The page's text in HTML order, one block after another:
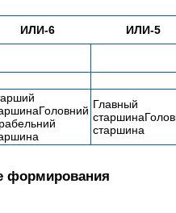
ИЛИ-6 ИЛИ-5
Главный
старшина
формирования